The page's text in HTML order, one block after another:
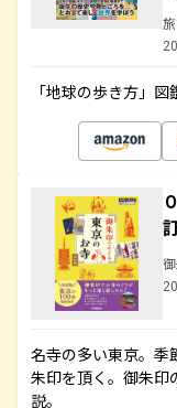
「地球の歩き方」
名寺の多い東京。季
朱印を頂く。御朱印
説。